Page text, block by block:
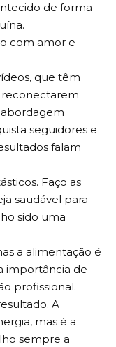
de forma
com amor e
que têm
reconectarem
seguidores e
falam
Faço as
saudável para
sido uma
a alimentação é
importância de
profissional.
A
mas é a
sempre a